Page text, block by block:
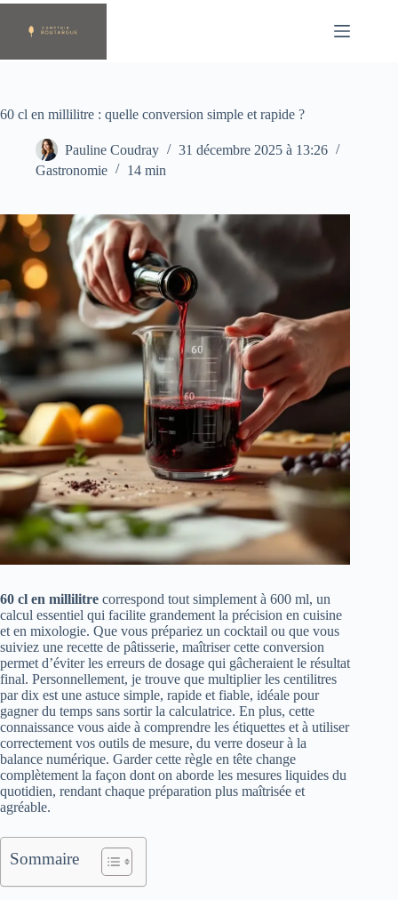
Passer
contenu
60 cl en millilitre : quelle conversion simple et rapide ?
Pauline Coudray
31 décembre 2025 à 13:26
Gastronomie
14 min
60 cl en millilitre correspond tout simplement à 600 ml, un
calcul essentiel qui facilite grandement la précision en cuisine
et en mixologie. Que vous prépariez un cocktail ou que vous
suiviez une recette de pâtisserie, maîtriser cette conversion
permet d’éviter les erreurs de dosage qui gâcheraient le résultat
final. Personnellement, je trouve que multiplier les centilitres
par dix est une astuce simple, rapide et fiable, idéale pour
gagner du temps sans sortir la calculatrice. En plus, cette
connaissance vous aide à comprendre les étiquettes et à utiliser
correctement vos outils de mesure, du verre doseur à la
balance numérique. Garder cette règle en tête change
complètement la façon dont on aborde les mesures liquides du
quotidien, rendant chaque préparation plus maîtrisée et
agréable.
Sommaire